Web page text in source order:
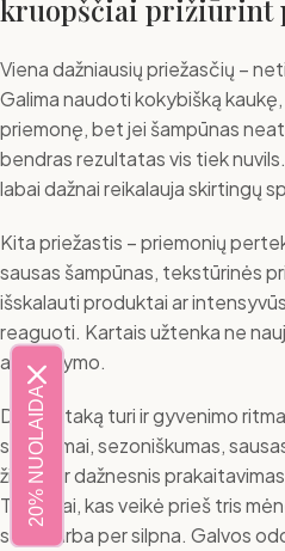
kruopščiai prižiūrint
Viena dažniausių priežasčių –
Galima naudoti kokybišką
priemonę, bet jei šampūnas
bendras rezultatas vis tiek
labai dažnai reikalauja skirtingų
Kita priežastis – priemonių
sausas šampūnas, tekstūrinės
išskalauti produktai ar
reaguoti. Kartais užtenka ne
atsisakymo.
Didelę įtaką turi ir gyvenimo
svyravimai, sezoniškumas,
žiemą ar dažnesnis
Todėl tai, kas veikė prieš tris
sunku arba per silpna. Galvos
20% NUOLAIDA